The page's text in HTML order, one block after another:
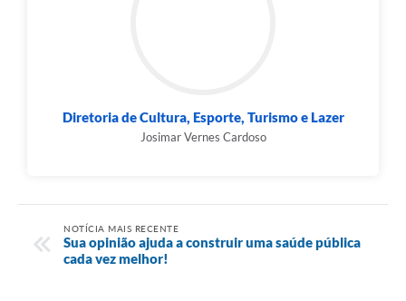
Diretoria de Cultura, Esporte, Turismo e Lazer
Josimar Vernes Cardoso
NOTÍCIA MAIS RECENTE
Sua opinião ajuda a construir uma saúde pública
cada vez melhor!